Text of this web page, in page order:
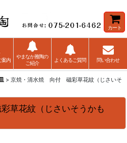
> 京焼・清水焼 向付 磁彩草花紋（じさいそ
カート
案内
やまなか雅陶の
ご紹介
よくあるご質問 問い合わせ
花紋（じさいそうかも